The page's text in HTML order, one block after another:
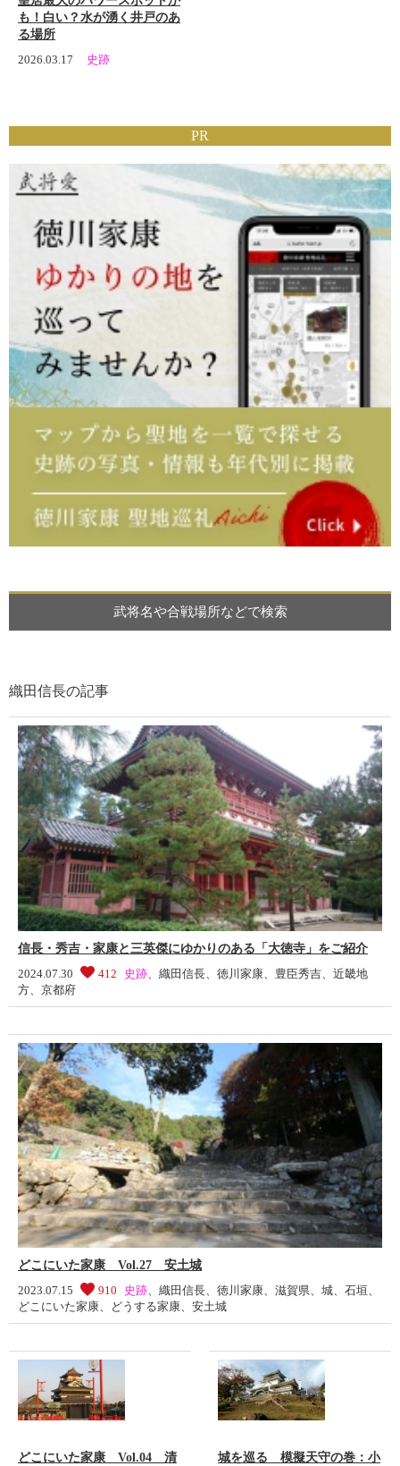
も！白い？水が湧く井戸のあ
る場所
2026.03.17 史跡
PR
武将名や合戦場所などで検索
織田信長の記事
信長・秀吉・家康と三英傑にゆかりのある「大徳寺」をご紹介
2024.07.30 412 史跡 織田信長 徳川家康 豊臣秀吉
近畿地
方
京都府
どこにいた家康 Vol.27 安土城
2023.07.15 910 史跡、 織田信長、 徳川家康、 滋賀県、 城、 石垣、
どこにいた家康、 どうする家康、 安土城
どこにいた家康 Vol.04 清
城を巡る 模擬天守の巻：小